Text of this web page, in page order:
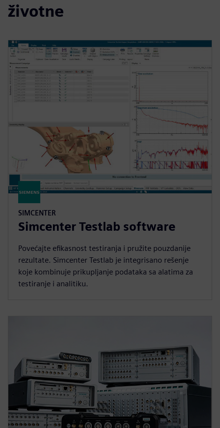
životne
SIMCENTER
Simcenter Testlab software
Povećajte efikasnost testiranja i pružite pouzdanije
rezultate. Simcenter Testlab je integrisano rešenje
koje kombinuje prikupljanje podataka sa alatima za
testiranje i analitiku.